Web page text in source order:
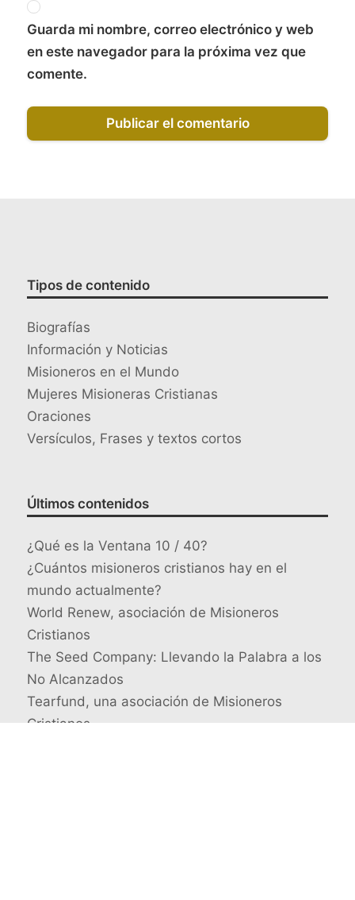
Guarda mi nombre, correo electrónico y web
en este navegador para la próxima vez que
comente.
Tipos de contenido
Biografías
Información y Noticias
Misioneros en el Mundo
Mujeres Misioneras Cristianas
Oraciones
Versículos, Frases y textos cortos
Últimos contenidos
¿Qué es la Ventana 10 / 40?
¿Cuántos misioneros cristianos hay en el
mundo actualmente?
World Renew, asociación de Misioneros
Cristianos
The Seed Company: Llevando la Palabra a los
No Alcanzados
Tearfund, una asociación de Misioneros
Cristianos